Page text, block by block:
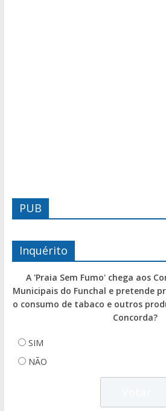
PUB
Inquérito
A 'Praia Sem Fumo' chega aos
Municipais do Funchal e pretende
o consumo de tabaco e outros
Concorda?
SIM
NÃO